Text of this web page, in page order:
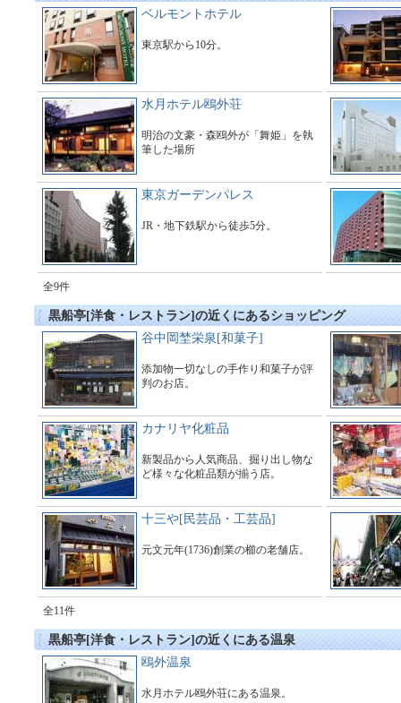
ベルモントホテル
東京駅から10分。
水月ホテル鴎外荘
明治の文豪・森鴎外が「舞姫」を執
筆した場所
東京ガーデンパレス
JR・地下鉄駅から徒歩5分。
全9件
黒船亭[洋食・レストラン]の近くにあるショッピング
谷中岡埜栄泉[和菓子]
添加物一切なしの手作り和菓子が評
判のお店。
カナリヤ化粧品
新製品から人気商品、掘り出し物な
ど様々な化粧品類が揃う店。
十三や[民芸品・工芸品]
元文元年(1736)創業の櫛の老舗店。
全11件
黒船亭[洋食・レストラン]の近くにある温泉
鴎外温泉
水月ホテル鴎外荘にある温泉。